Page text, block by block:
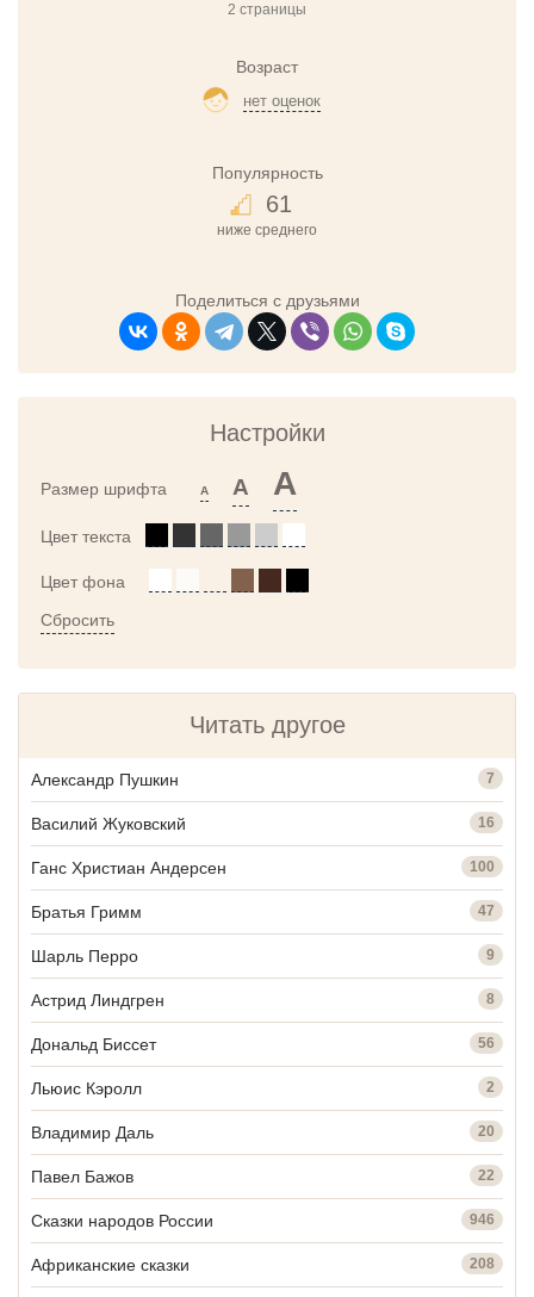
2 страницы
Возраст
нет оценок
Популярность
61
ниже среднего
Поделиться с друзьями
Настройки
Размер шрифта A A A
Цвет текста
Цвет фона
Сбросить
Читать другое
Александр Пушкин 7
Василий Жуковский 16
Ганс Христиан Андерсен 100
Братья Гримм 47
Шарль Перро 9
Астрид Линдгрен 8
Дональд Биссет 56
Льюис Кэролл 2
Владимир Даль 20
Павел Бажов 22
Сказки народов России 946
Африканские сказки 208